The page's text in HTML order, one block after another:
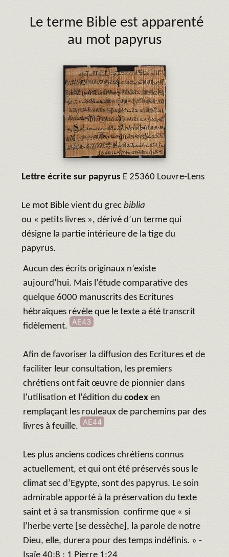
Le terme Bible est apparenté
au mot papyrus
Lettre écrite sur papyrus E 25360 Louvre-Lens
Le mot Bible vient du grec biblia
ou « petits livres », dérivé d’un terme qui
désigne la partie intérieure de la tige du
papyrus.
Aucun des écrits originaux n’existe
aujourd’hui. Mais l’étude comparative des
quelque 6000 manuscrits des Ecritures
hébraïques révèle que le texte a été transcrit
fidèlement.
AE43
Afin de favoriser la diffusion des Ecritures et de
faciliter leur consultation, les premiers
chrétiens ont fait œuvre de pionnier dans
l’utilisation et l’édition du codex en
remplaçant les rouleaux de parchemins par des
livres à feuille.
AE44
Les plus anciens codices chrétiens connus
actuellement, et qui ont été préservés sous le
climat sec d’Egypte, sont des papyrus. Le soin
admirable apporté à la préservation du texte
saint et à sa transmission confirme que « si
l’herbe verte [se dessèche], la parole de notre
Dieu, elle, durera pour des temps indéfinis. » -